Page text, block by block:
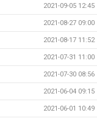
2021-09-05 12:45
2021-08-27 09:00
2021-08-17 11:52
2021-07-31 11:00
2021-07-30 08:56
2021-06-04 09:15
2021-06-01 10:49